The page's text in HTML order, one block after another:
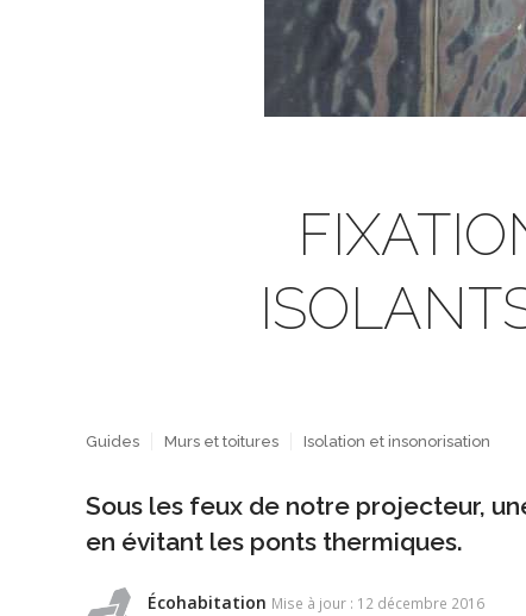
Guides Murs et toitures Isolation et insonorisation
Sous les feux de notre projecteur,
en évitant les ponts thermiques.
Écohabitation Mise à jour : 12 décembre 2016